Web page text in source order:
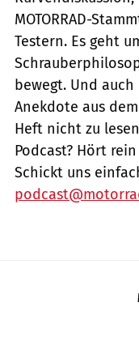
MOTORRAD-
Testern. Es geht
bewegt. Und
Anekdote aus
Heft nicht zu
Podcast? Hört
Schickt uns